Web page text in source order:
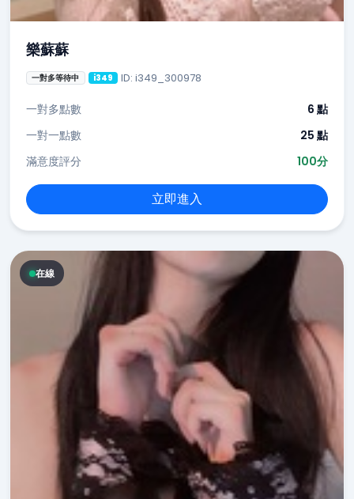
樂蘇蘇
一對多等待中 i349 ID: i349_300978
一對多點數
6 點
一對一點數
25 點
滿意度評分
100分
立即進入
在線